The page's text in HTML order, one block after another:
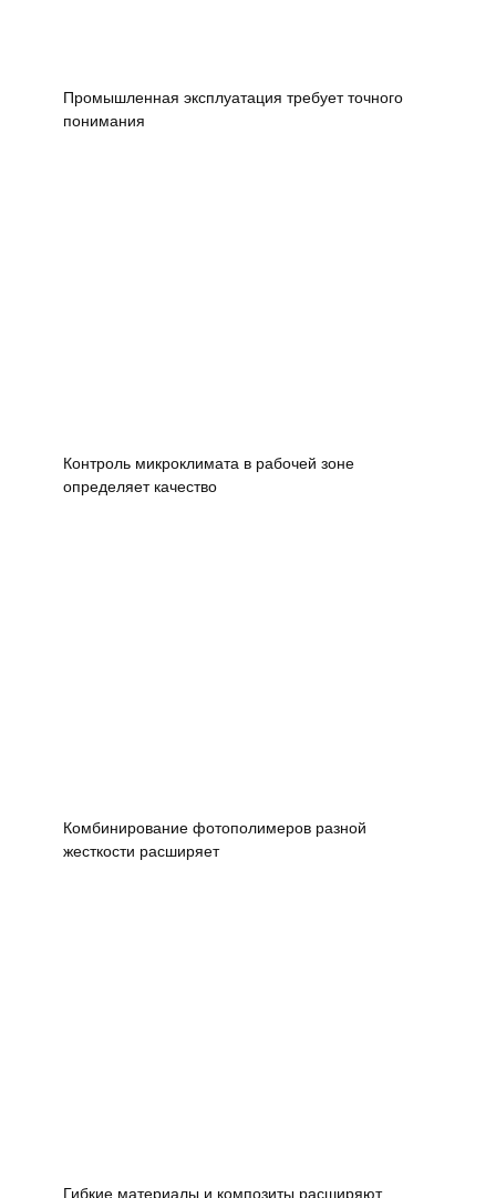
Промышленная эксплуатация требует точного
понимания
Контроль микроклимата в рабочей зоне
определяет качество
Комбинирование фотополимеров разной
жесткости расширяет
Гибкие материалы и композиты расширяют